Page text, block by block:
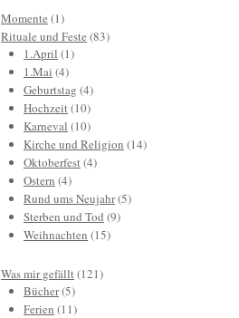
Momente (1)
Rituale und Feste (83)
1.April (1)
1.Mai (4)
Geburtstag (4)
Hochzeit(10)
Karneval (10)
Kirche und Religion (14)
Oktoberfest(4)
Ostern (4)
Rund ums Neujahr(5)
Sterben und Tod (9)
Weihnachten (15)
Was mir gefällt(121)
Bücher(5)
Ferien (11)